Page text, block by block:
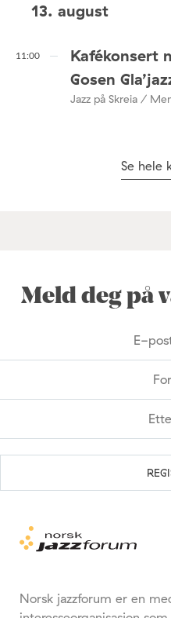
13. august
11:00
Kafékonsert
Gosen
Jazz på Skreia /
Se hele
Meld deg på
Norsk jazzforum er en